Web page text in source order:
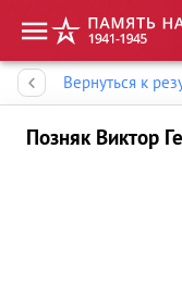
Вернуться к
Позняк Виктор
Память народа